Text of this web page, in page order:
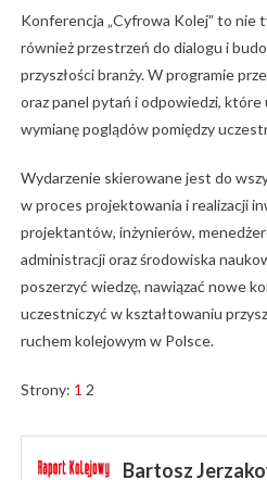
Konferencja „Cyfrowa Kolej” to nie
również przestrzeń do dialogu i
przyszłości branży. W programie
oraz panel pytań i odpowiedzi, które
wymianę poglądów pomiędzy
Wydarzenie skierowane jest do
w proces projektowania i realizacji
projektantów, inżynierów,
administracji oraz środowiska
poszerzyć wiedzę, nawiązać nowe
uczestniczyć w kształtowaniu
ruchem kolejowym w Polsce.
Strony: 1 2
Bartosz